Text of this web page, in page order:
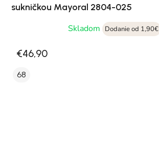
sukničkou Mayoral 2804-025
Skladom
Dodanie od 1,90€
€46,90
68